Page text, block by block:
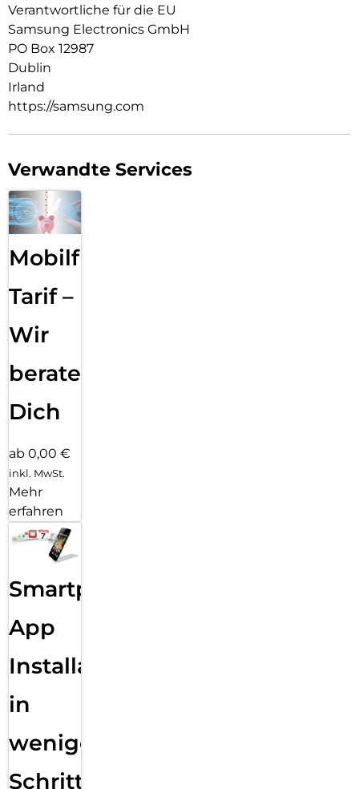
Verantwortliche für die EU
Samsung Electronics GmbH
PO Box 12987
Dublin
Irland
https://samsung.com
Verwandte Services
Mobilfunk
Tarif –
Wir
beraten
Dich
ab 0,00 €
inkl. MwSt.
Mehr
erfahren
Smartphone
App
Installation
in
wenigen
Schritten